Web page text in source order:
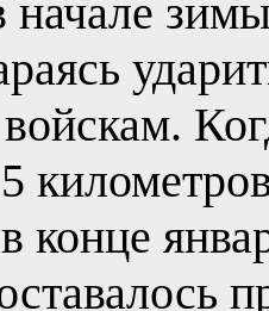
начале
конце